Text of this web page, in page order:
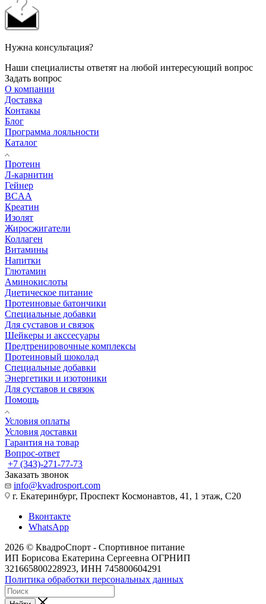
Нужна консультация?
Наши специалисты ответят на любой интересующий вопрос
Задать вопрос
О компании
Доставка
Контакы
Блог
Программа лояльности
Каталог
Протеин
Л-карнитин
Гейнер
BCAA
Креатин
Изолят
Жиросжигатели
Коллаген
Витамины
Напитки
Глютамин
Аминокислоты
Диетическое питание
Протеиновые батончики
Специальные добавки
Для суставов и связок
Шейкеры и акссесуары
Предтренировочные комплексы
Протеиновый шоколад
Специальные добавки
Энергетики и изотоники
Для суставов и связок
Помощь
Условия оплаты
Условия доставки
Гарантия на товар
Вопрос-ответ
+7 (343)-271-77-73
Заказать звонок
info@kvadrosport.com
г. Екатеринбург, Проспект Космонавтов, 41, 1 этаж, С20
Вконтакте
WhatsApp
2026 © КвадроСпорт - Спортивное питание
ИП Борисова Екатерина Сергеевна ОГРНИП
321665800228923, ИНН 745800604291
Политика обработки персональных данных